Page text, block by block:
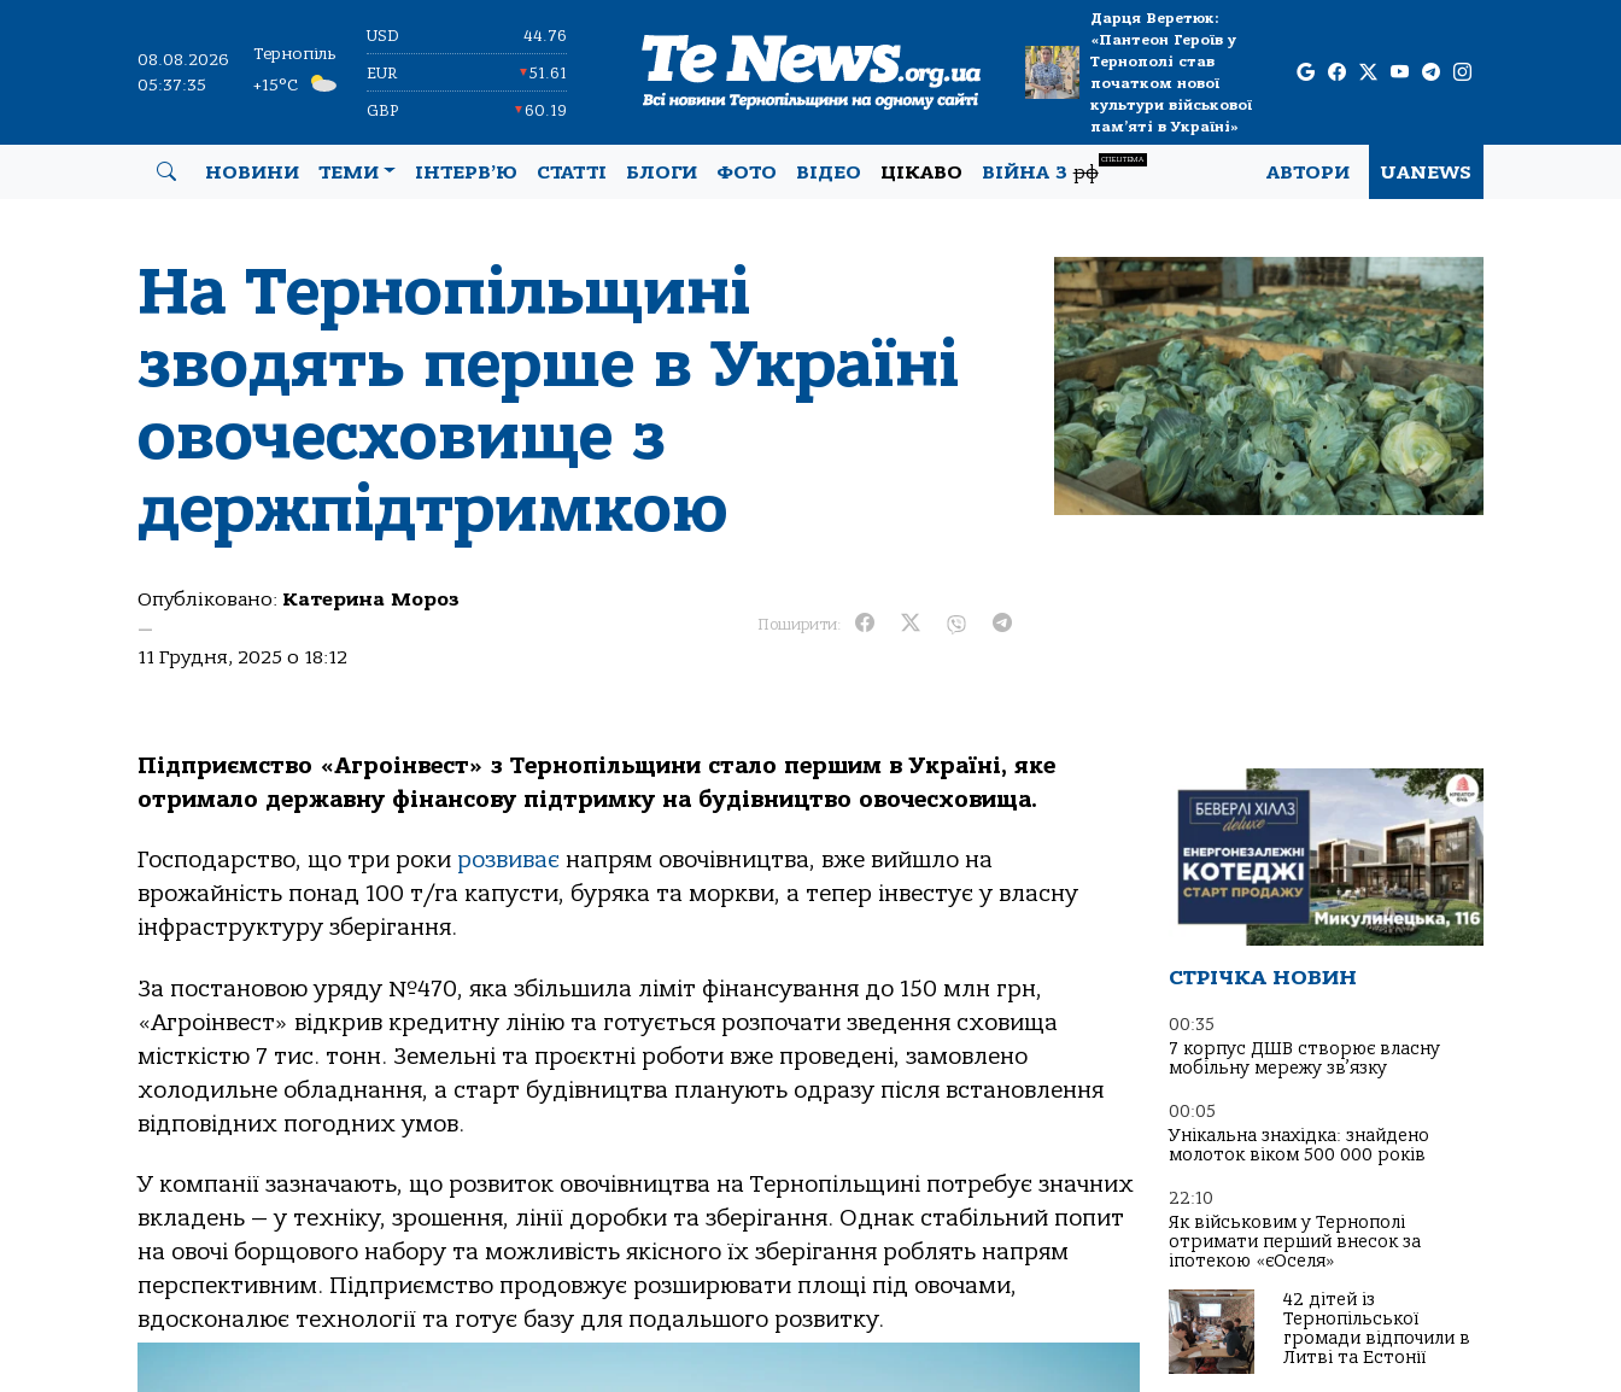
08.08.2026
05:37:36
Тернопіль
+15°C
USD 44.76
EUR ▼51.61
GBP ▼60.19
Дарця Веретюк:
«Пантеон Героїв у
Тернополі став
початком нової
культури військової
пам’яті в Україні»
НОВИНИ ТЕМИ ІНТЕРВ’Ю СТАТТІ БЛОГИ ФОТО ВІДЕО ЦІКАВО ВІЙНА Зрф
СПЕЦТЕМА
АВТОРИ UANEWS
На Тернопільщині
зводять перше в Україні
овочесховище з
держпідтримкою
Опубліковано: Катерина Мороз
—
11 Грудня, 2025 о 18:12
Поширити:
Підприємство «Агроінвест» з Тернопільщини стало першим в Україні, яке
отримало державну фінансову підтримку на будівництво овочесховища.
Господарство, що три роки розвиває напрям овочівництва, вже вийшло на
врожайність понад 100 т/га капусти, буряка та моркви, а тепер інвестує у власну
інфраструктуру зберігання.
За постановою уряду №470, яка збільшила ліміт фінансування до 150 млн грн,
«Агроінвест» відкрив кредитну лінію та готується розпочати зведення сховища
місткістю 7 тис. тонн. Земельні та проєктні роботи вже проведені, замовлено
холодильне обладнання, а старт будівництва планують одразу після встановлення
відповідних погодних умов.
У компанії зазначають, що розвиток овочівництва на Тернопільщині потребує значних
вкладень — у техніку, зрошення, лінії доробки та зберігання. Однак стабільний попит
на овочі борщового набору та можливість якісного їх зберігання роблять напрям
перспективним. Підприємство продовжує розширювати площі під овочами,
вдосконалює технології та готує базу для подальшого розвитку.
СТРІЧКА НОВИН
00:35
7 корпус ДШВ створює власну
мобільну мережу зв’язку
00:05
Унікальна знахідка: знайдено
молоток віком 500 000 років
22:10
Як військовим у Тернополі
отримати перший внесок за
іпотекою «єОселя»
42 дітей із
Тернопільської
громади відпочили в
Литві та Естонії